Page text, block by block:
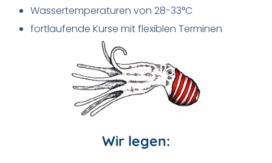
Wassertemperaturen von 28-33°C
fortlaufende Kurse mit flexiblen Terminen
Wir legen: